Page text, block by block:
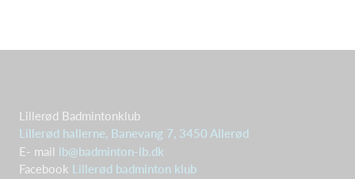
Lillerød Badmintonklub
Lillerød hallerne, Banevang 7, 3450 Allerød
E- mail lb@badminton-lb.dk
Facebook Lillerød badminton klub